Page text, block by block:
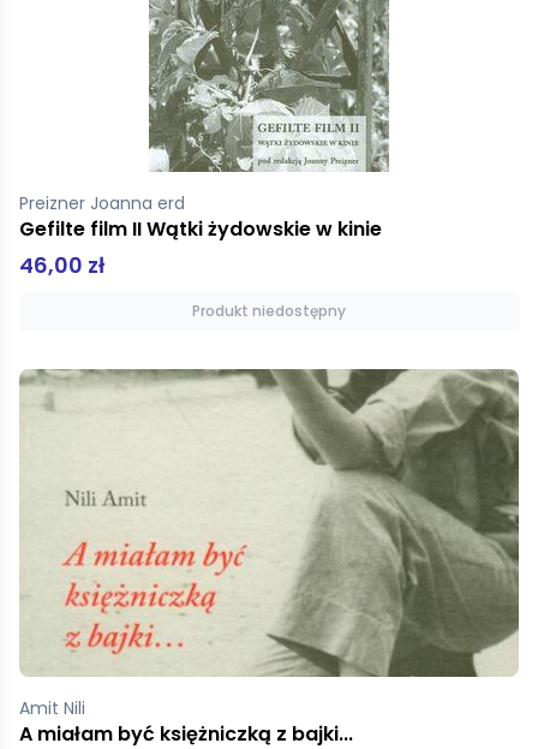
Preizner Joanna erd
Gefilte film II Wątki żydowskie w kinie
46,00 zł
Produkt niedostępny
Amit Nili
A miałam być księżniczką z bajki...